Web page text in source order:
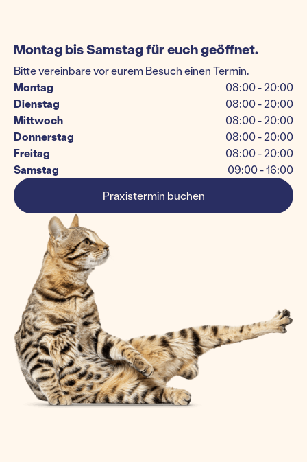
Montag bis Samstag für euch geöffnet.
Bitte vereinbare vor eurem Besuch einen Termin.
Montag
08:00 - 20:00
Dienstag
08:00 - 20:00
Mittwoch
08:00 - 20:00
Donnerstag
08:00 - 20:00
Freitag
08:00 - 20:00
Samstag
09:00 - 16:00
Praxistermin buchen